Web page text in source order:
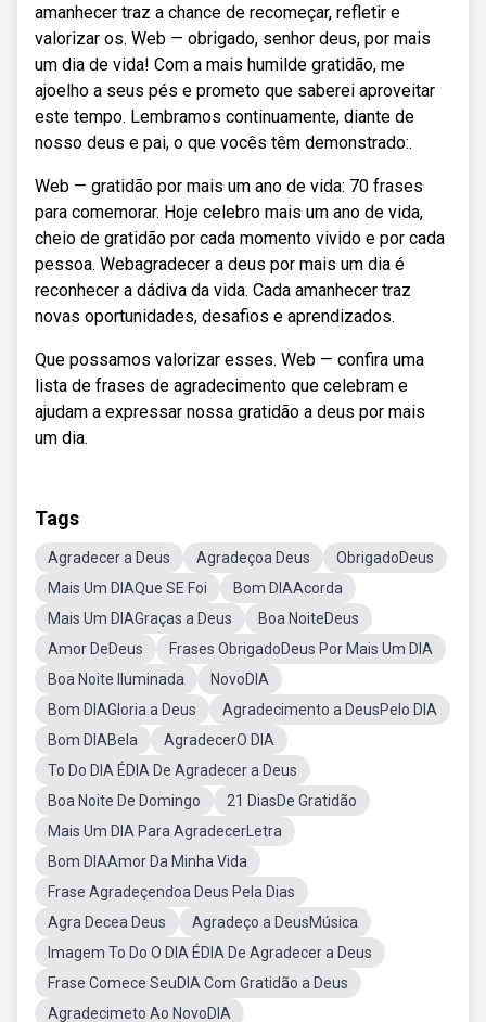
amanhecer traz a chance de recomeçar, refletir e
valorizar os. Web — obrigado, senhor deus, por mais
um dia de vida! Com a mais humilde gratidão, me
ajoelho a seus pés e prometo que saberei aproveitar
este tempo. Lembramos continuamente, diante de
nosso deus e pai, o que vocês têm demonstrado:.
Web — gratidão por mais um ano de vida: 70 frases
para comemorar. Hoje celebro mais um ano de vida,
cheio de gratidão por cada momento vivido e por cada
pessoa. Webagradecer a deus por mais um dia é
reconhecer a dádiva da vida. Cada amanhecer traz
novas oportunidades, desafios e aprendizados.
Que possamos valorizar esses. Web — confira uma
lista de frases de agradecimento que celebram e
ajudam a expressar nossa gratidão a deus por mais
um dia.
Tags
Agradecer a Deus Agradeçoa Deus
ObrigadoDeus
Mais Um DIAQue SE Foi
Bom DIAAcorda
Mais Um DIAGraças a Deus
Boa NoiteDeus
Amor DeDeus
Frases ObrigadoDeus Por Mais Um DIA
Boa Noite Iluminada
NovoDIA
Bom DIAGloria a Deus
Agradecimento a DeusPelo DIA
Bom DIABela
AgradecerO DIA
To Do DIA ÉDIA De Agradecer a Deus
Boa Noite De Domingo
21 DiasDe Gratidão
Mais Um DIA Para AgradecerLetra
Bom DIAAmor Da Minha Vida
Frase Agradeçendoa Deus Pela Dias
Agra Decea Deus
Agradeço a DeusMúsica
Imagem To Do O DIA ÉDIA De Agradecer a Deus
Frase Comece SeuDIA Com Gratidão a Deus
Agradecimeto Ao NovoDIA